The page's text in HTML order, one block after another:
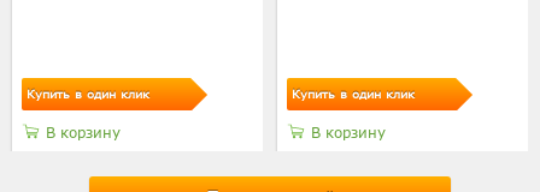
Купить в один клик
В корзину
Купить в один клик
В корзину